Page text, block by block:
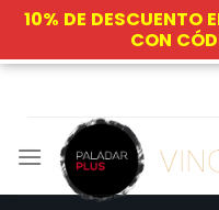
Skip
content
10% DE DESCUENTO
CON